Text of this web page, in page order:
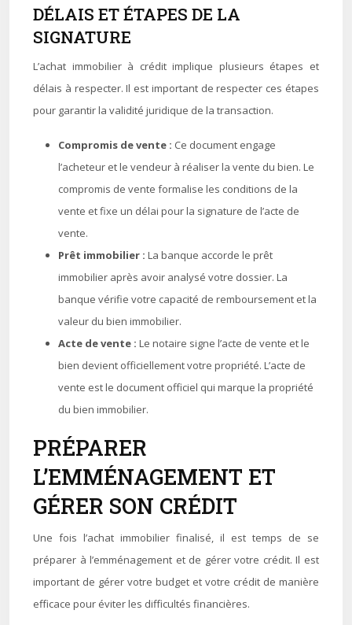
DÉLAIS ET ÉTAPES DE LA
SIGNATURE
L’achat immobilier à crédit implique plusieurs étapes et
délais à respecter. Il est important de respecter ces étapes
pour garantir la validité juridique de la transaction.
Compromis de vente : Ce document engage
l’acheteur et le vendeur à réaliser la vente du bien. Le
compromis de vente formalise les conditions de la
vente et fixe un délai pour la signature de l’acte de
vente.
Prêt immobilier : La banque accorde le prêt
immobilier après avoir analysé votre dossier. La
banque vérifie votre capacité de remboursement et la
valeur du bien immobilier.
Acte de vente : Le notaire signe l’acte de vente et le
bien devient officiellement votre propriété. L’acte de
vente est le document officiel qui marque la propriété
du bien immobilier.
PRÉPARER
L’EMMÉNAGEMENT ET
GÉRER SON CRÉDIT
Une fois l’achat immobilier finalisé, il est temps de se
préparer à l’emménagement et de gérer votre crédit. Il est
important de gérer votre budget et votre crédit de manière
efficace pour éviter les difficultés financières.